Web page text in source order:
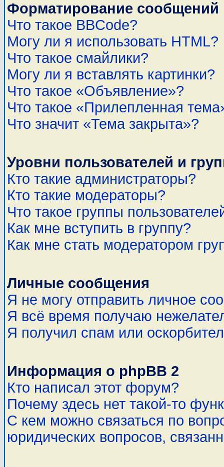
Форматирование
Что такое BBCode?
Могу ли я использовать HTML?
Что такое смайлики?
Могу ли я вставлять картинки?
Что такое «Объявление»?
Что такое «Прилепленная
Что значит «Тема закрыта»?
Уровни пользователей и
Кто такие администраторы?
Кто такие модераторы?
Что такое группы
Как мне вступить в группу?
Как мне стать модератором
Личные сообщения
Я не могу отправить личное
Я всё время получаю
Я получил спам или
Информация о phpBB 2
Кто написал этот форум?
Почему здесь нет такой-то
С кем можно связаться по
юридических вопросов,